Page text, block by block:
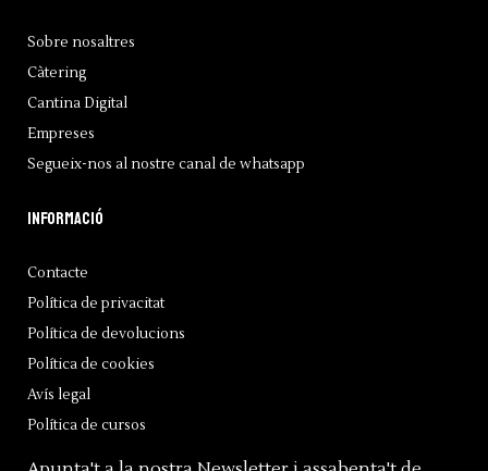
Sobre nosaltres
Càtering
Cantina Digital
Empreses
Segueix-nos al nostre canal de whatsapp
Informació
Contacte
Política de privacitat
Política de devolucions
Política de cookies
Avís legal
Política de cursos